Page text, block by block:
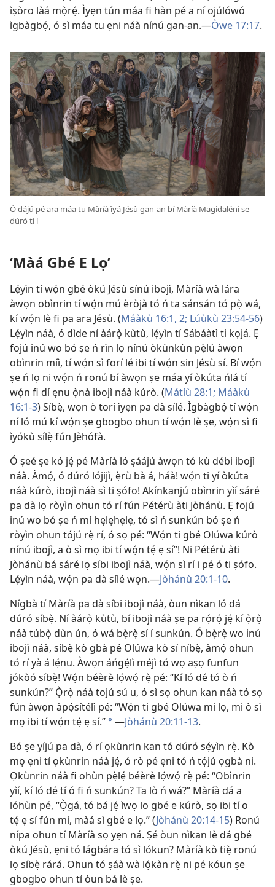
ìṣòro làá mọ̀rẹ́. Ìyẹn tún máa fi hàn pé a ní ojúlówó
ìgbàgbọ́, ó sì máa tu ẹni náà nínú gan-an.—Òwe 17:17.
Ó dájú pé ara máa tu Màríà ìyá Jésù gan-an bí Màríà Magidalénì ṣe
dúró tì í
‘Màá Gbé E Lọ’
Lẹ́yìn tí wọ́n gbé òkú Jésù sínú ibojì, Màríà wà lára
àwọn obìnrin tí wọ́n mú èròjà tó ń ta sánsán tó pọ̀ wá,
kí wọ́n lè fi pa ara Jésù. (Máàkù 16:1, 2; Lúùkù 23:54-56)
Lẹ́yìn náà, ó dìde ní àárọ̀ kùtù, lẹ́yìn tí Sábáàtì ti kọjá. Ẹ
fojú inú wo bó ṣe ń rìn lọ nínú òkùnkùn pẹ̀lú àwọn
obìnrin míì, tí wọ́n sì forí lé ibi tí wọ́n sin Jésù sí. Bí wọ́n
ṣe ń lọ ni wọ́n ń ronú bí àwọn ṣe máa yí òkúta ńlá tí
wọ́n fi dí ẹnu ọ̀nà ibojì náà kúrò. (Mátíù 28:1; Máàkù
16:1-3) Síbẹ̀, wọn ò torí ìyẹn pa dà sílé. Ìgbàgbọ́ tí wọ́n
ní ló mú kí wọ́n ṣe gbogbo ohun tí wọ́n lè ṣe, wọ́n sì fi
ìyókù sílẹ̀ fún Jèhófà.
Ó ṣeé ṣe kó jẹ́ pé Màríà ló ṣáájú àwọn tó kù débi ibojì
náà. Àmọ́, ó dúró lójijì, ẹ̀rù bà á, háà! wọ́n ti yí òkúta
náà kúrò, ibojì náà sì ti ṣófo! Akínkanjú obìnrin yìí sáré
pa dà lọ ròyìn ohun tó rí fún Pétérù àti Jòhánù. Ẹ fojú
inú wo bó ṣe ń mí hẹlẹhẹlẹ, tó sì ń sunkún bó ṣe ń
ròyìn ohun tójú rẹ̀ rí, ó sọ pé: “Wọ́n ti gbé Olúwa kúrò
nínú ibojì, a ò sì mọ ibi tí wọ́n tẹ́ ẹ sí”! Ni Pétérù àti
Jòhánù bá sáré lọ síbi ibojì náà, wọ́n sì rí i pé ó ti ṣófo.
Lẹ́yìn náà, wọ́n pa dà sílé wọn.—Jòhánù 20:1-10.
Nígbà tí Màríà pa dà síbi ibojì náà, òun nìkan ló dá
dúró síbẹ̀. Ní àárọ̀ kùtù, bí ibojì náà ṣe pa rọ́rọ́ jẹ́ kí ọ̀rọ̀
náà túbọ̀ dùn ún, ó wá bẹ̀rẹ̀ sí í sunkún. Ó bẹ̀rẹ̀ wo inú
ibojì náà, síbẹ̀ kò gbà pé Olúwa kò sí níbẹ̀, àmọ́ ohun
tó rí yà á lẹ́nu. Àwọn áńgẹ́lì méjì tó wọ aṣọ funfun
jókòó síbẹ̀! Wọ́n béèrè lọ́wọ́ rẹ̀ pé: “Kí ló dé tó ò ń
sunkún?” Ọ̀rọ̀ náà tojú sú u, ó sì sọ ohun kan náà tó sọ
fún àwọn àpọ́sítélì pé: “Wọ́n ti gbé Olúwa mi lọ, mi ò sì
mọ ibi tí wọ́n tẹ́ ẹ sí.” *—Jòhánù 20:11-13.
Bó ṣe yíjú pa dà, ó rí ọkùnrin kan tó dúró sẹ́yìn rẹ̀. Kò
mọ ẹni tí ọkùnrin náà jẹ́, ó rò pé ẹni tó ń tọ́jú ọgbà ni.
Ọkùnrin náà fi ohùn pẹ̀lẹ́ béèrè lọ́wọ́ rẹ̀ pé: “Obìnrin
yìí, kí ló dé tí ó fi ń sunkún? Ta lò ń wá?” Màríà dá a
lóhùn pé, “Ọ̀gá, tó bá jẹ́ ìwọ lo gbé e kúrò, sọ ibi tí o
tẹ́ ẹ sí fún mi, màá sì gbé e lọ.” (Jòhánù 20:14-15) Ronú
nípa ohun tí Màríà sọ yẹn ná. Ṣé òun nìkan lè dá gbé
òkú Jésù, ẹni tó lágbára tó sì lókun? Màríà kò tiẹ̀ ronú
lọ síbẹ̀ rárá. Ohun tó ṣáà wà lọ́kàn rẹ̀ ni pé kóun ṣe
gbogbo ohun tí òun bá lè ṣe.